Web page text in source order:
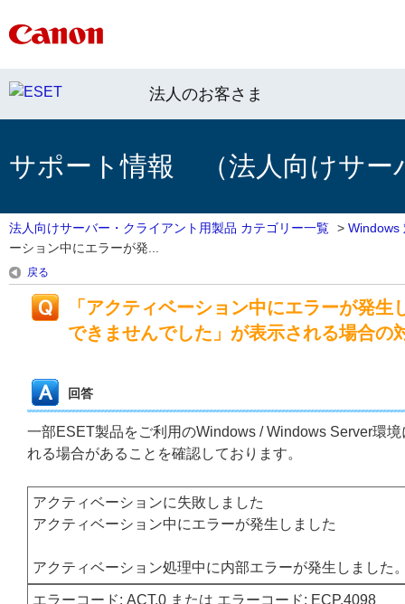
法人のお客さま
サポート情報 （法人向けサー
法人向けサーバー・クライアント用製品 カテゴリー一覧 > Windows
ーション中にエラーが発...
戻る
「アクティベーション中にエラーが発
できませんでした」が表示される場合の
回答
一部ESET製品をご利用のWindows / Windows Server環
れる場合があることを確認しております。
アクティベーションに失敗しました
アクティベーション中にエラーが発生しました
アクティベーション処理中に内部エラーが発生しました
エラーコード: ACT.0 または エラーコード: ECP.4098